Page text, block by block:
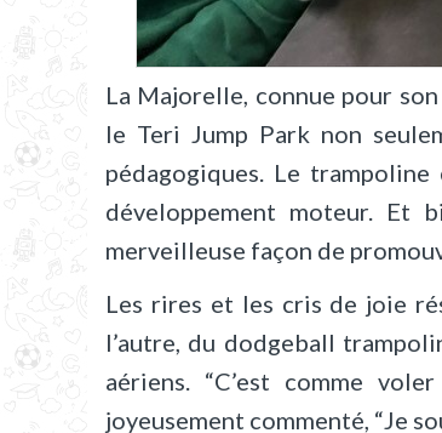
La Majorelle, connue pour
le Teri Jump Park non
pédagogiques. Le
développement moteur. Et
merveilleuse façon de
Les rires et les cris de joie
l’autre, du dodgeball
aériens. “C’est comme
joyeusement commenté, “Je